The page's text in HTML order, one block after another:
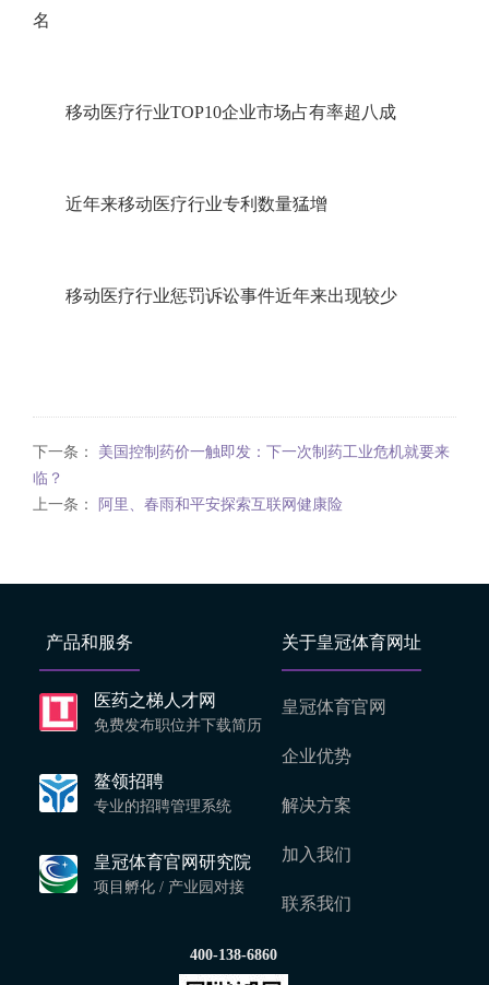
名
移动医疗行业TOP10企业市场占有率超八成
近年来移动医疗行业专利数量猛增
移动医疗行业惩罚诉讼事件近年来出现较少
下一条： 美国控制药价一触即发：下一次制药工业危机就要来
临？
上一条：
阿里、春雨和平安探索互联网健康险
产品和服务
医药之梯人才网
免费发布职位并下载简历
鳌领招聘
专业的招聘管理系统
皇冠体育官网研究院
项目孵化 / 产业园对接
关于皇冠体育网址
皇冠体育官网
企业优势
解决方案
加入我们
联系我们
400-138-6860